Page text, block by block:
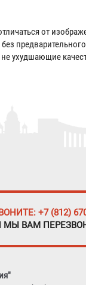
от
ухудшающие
+7 (812)
МЫ ВАМ